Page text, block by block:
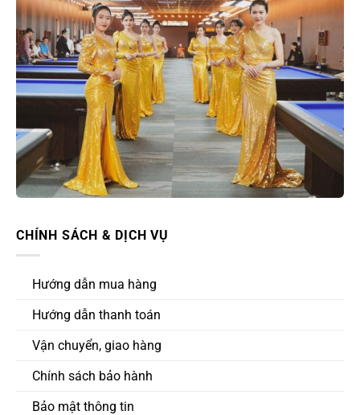
CHÍNH SÁCH & DỊCH VỤ
Hướng dẫn mua hàng
Hướng dẫn thanh toán
Vận chuyển, giao hàng
Chính sách bảo hành
Bảo mật thông tin